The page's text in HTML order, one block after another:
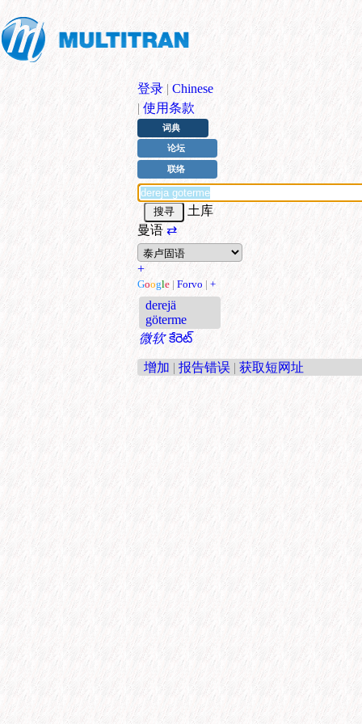
登录 | Chinese
| 使用条款
词典
论坛
联络
土库
曼语⇄
+
Google | Forvo | +
derejä
göterme
微软 కేరెట్
增加 | 报告错误 | 获取短网址